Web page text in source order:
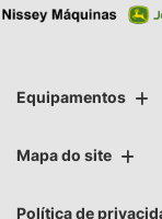
Equipamentos
Mapa do site
Política de